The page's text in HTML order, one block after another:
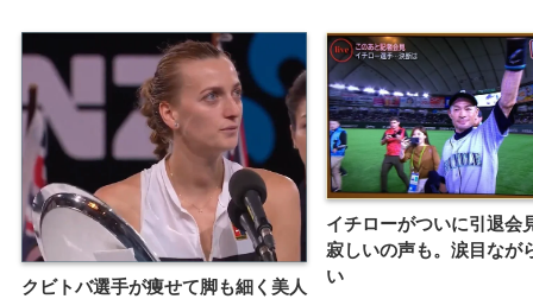
クビトバ選手が痩せて脚も細く美人
イチローがついに引退会
寂しいの声も。涙目なが
い